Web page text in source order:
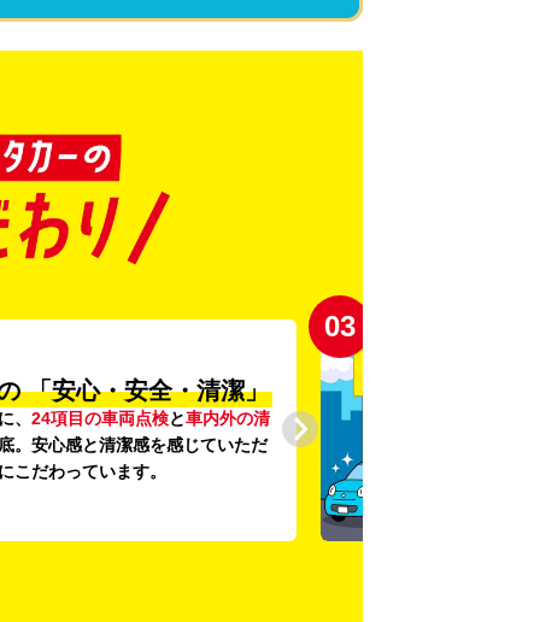
「安心・安全・清潔」
、 24項目の車両点検と車内外の清
。安心感と清潔感を感じていただ
こだわっています。
03